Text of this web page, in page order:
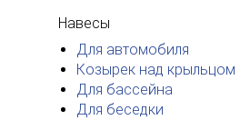
Навесы
Для автомобиля
Козырек над крыльцом
Для бассейна
Для беседки